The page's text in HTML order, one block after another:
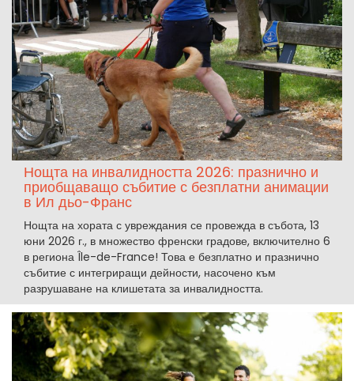
Нощта на инвалидността 2026: празнично и
приобщаващо събитие с безплатни анимации
в Ил дьо-Франс
Нощта на хората с увреждания се провежда в събота, 13
юни 2026 г., в множество френски градове, включително 6
в региона Île-de-France! Това е безплатно и празнично
събитие с интегриращи дейности, насочено към
разрушаване на клишетата за инвалидността.